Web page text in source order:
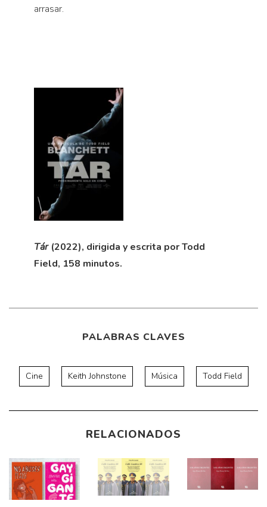
arrasar.
Tár (2022), dirigida y escrita por Todd
Field, 158 minutos.
PALABRAS CLAVES
Cine Keith Johnstone Música Todd Field
RELACIONADOS